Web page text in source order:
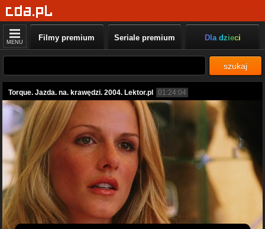
MENU Filmy premium Seriale premium Dla dzieci
szukaj
Torque. Jazda. na. krawędzi. 2004. Lektor.pl 01:24:04